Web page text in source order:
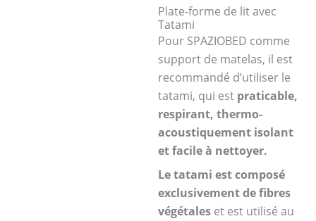
Plate-forme de lit avec
Tatami
Pour SPAZIOBED comme
support de matelas, il est
recommandé d’utiliser le
tatami, qui est praticable,
respirant, thermo-
acoustiquement isolant
et facile à nettoyer.
Le tatami est composé
exclusivement de fibres
végétales et est utilisé au